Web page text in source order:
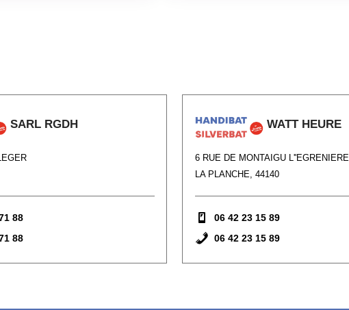
SARL RGDH
88
88
WATT HEURE
6 RUE DE MONTAIGU L''EGRENIERE
LA PLANCHE, 44140
06 42 23 15 89
06 42 23 15 89